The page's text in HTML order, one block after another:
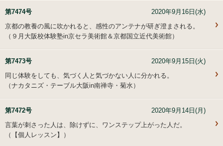
第7474号
2020年9月16日(水)
京都の教養の風に吹かれると、感性のアンテナが研ぎ澄まされる。
（ ９月大阪校体験塾in京セラ美術館＆京都国立近代美術館）
第7473号
2020年9月15日(火)
同じ体験をしても、気づく人と気づかない人に分かれる。
（ナカタニズ・テーブル大阪in南禅寺・菊水）
第7472号
2020年9月14日(月)
言葉が刺さった人は、除けずに、ワンステップ上がった人だ。
（【個人レッスン 】）